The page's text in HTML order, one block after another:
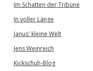
Im Schatten der Tribüne
In voller Länge
Janus' kleine Welt
Jens Weinreich
Kickschuh-Blog